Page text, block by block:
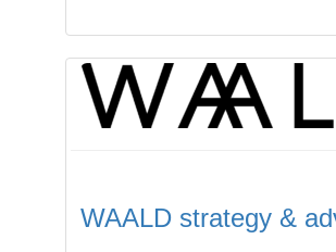
WAALD strategy &